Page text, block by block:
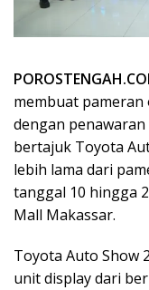
membuat
dengan
bertajuk Toyota
lebih lama dari
tanggal 10 hingga
Mall Makassar.
Toyota Auto Show
unit display dari